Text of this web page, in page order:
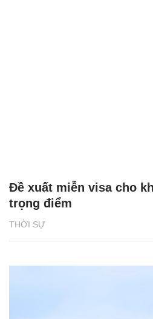
THỜI SỰ
Đề xuất miễn visa cho
trọng điểm